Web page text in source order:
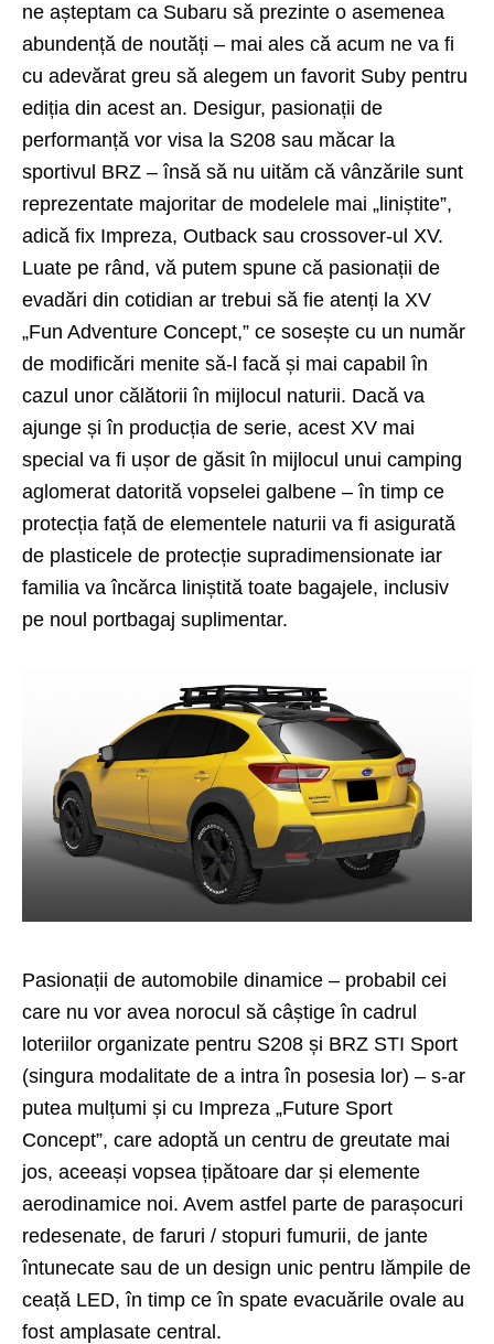
ne așteptam ca Subaru să prezinte o asemenea
abundență de noutăți – mai ales că acum ne va fi
cu adevărat greu să alegem un favorit Suby pentru
ediția din acest an. Desigur, pasionații de
performanță vor visa la S208 sau măcar la
sportivul BRZ – însă să nu uităm că vânzările sunt
reprezentate majoritar de modelele mai „liniștite”,
adică fix Impreza, Outback sau crossover-ul XV.
Luate pe rând, vă putem spune că pasionații de
evadări din cotidian ar trebui să fie atenți la XV
„Fun Adventure Concept,” ce sosește cu un număr
de modificări menite să-l facă și mai capabil în
cazul unor călătorii în mijlocul naturii. Dacă va
ajunge și în producția de serie, acest XV mai
special va fi ușor de găsit în mijlocul unui camping
aglomerat datorită vopselei galbene – în timp ce
protecția față de elementele naturii va fi asigurată
de plasticele de protecție supradimensionate iar
familia va încărca liniștită toate bagajele, inclusiv
pe noul portbagaj suplimentar.
Pasionații de automobile dinamice – probabil cei
care nu vor avea norocul să câștige în cadrul
loteriilor organizate pentru S208 și BRZ STI Sport
(singura modalitate de a intra în posesia lor) – s-ar
putea mulțumi și cu Impreza „Future Sport
Concept”, care adoptă un centru de greutate mai
jos, aceeași vopsea țipătoare dar și elemente
aerodinamice noi. Avem astfel parte de parașocuri
redesenate, de faruri / stopuri fumurii, de jante
întunecate sau de un design unic pentru lămpile de
ceață LED, în timp ce în spate evacuările ovale au
fost amplasate central.